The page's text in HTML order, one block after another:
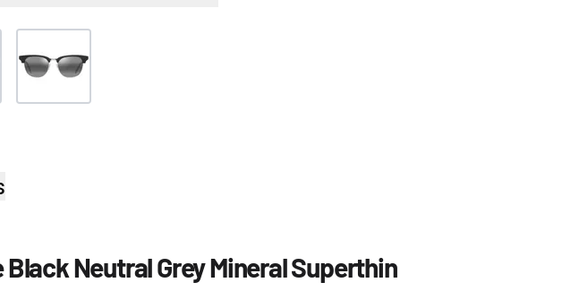
Neutral Grey Mineral Superthin